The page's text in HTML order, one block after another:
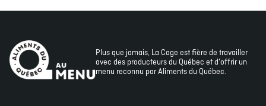
Plus que jamais, La Cage est fière de travailler
avec des producteurs du Québec et d’offrir un
menu reconnu par Aliments du Québec.